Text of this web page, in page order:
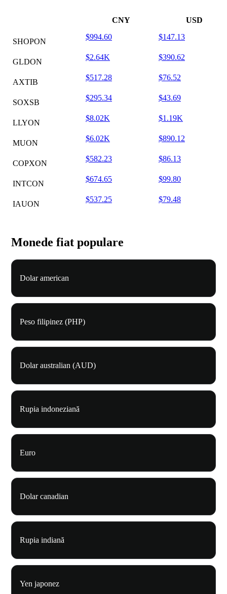
CNY USD
SHOPON
$994.60 $147.13
GLDON
$2.64K $390.62
AXTIB
$517.28 $76.52
SOXSB
$295.34 $43.69
LLYON
$8.02K $1.19K
MUON
$6.02K $890.12
COPXON
$582.23 $86.13
INTCON
$674.65 $99.80
IAUON
$537.25 $79.48
Monede fiat populare
Dolar american
Peso filipinez (PHP)
Dolar australian (AUD)
Rupia indoneziană
Euro
Dolar canadian
Rupia indiană
Yen japonez